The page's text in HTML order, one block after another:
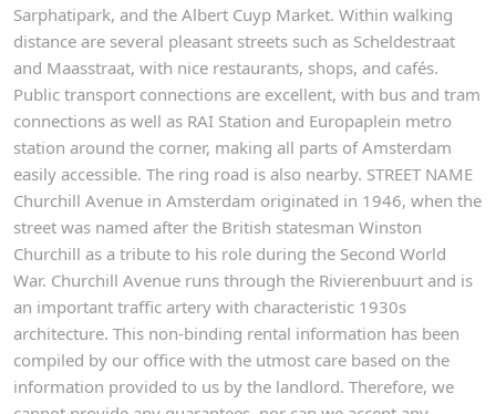
Sarphatipark, and the Albert Cuyp Market. Within walking
distance are several pleasant streets such as Scheldestraat
and Maasstraat, with nice restaurants, shops, and cafés.
Public transport connections are excellent, with bus and tram
connections as well as RAI Station and Europaplein metro
station around the corner, making all parts of Amsterdam
easily accessible. The ring road is also nearby. STREET NAME
Churchill Avenue in Amsterdam originated in 1946, when the
street was named after the British statesman Winston
Churchill as a tribute to his role during the Second World
War. Churchill Avenue runs through the Rivierenbuurt and is
an important traffic artery with characteristic 1930s
architecture. This non-binding rental information has been
compiled by our office with the utmost care based on the
information provided to us by the landlord. Therefore, we